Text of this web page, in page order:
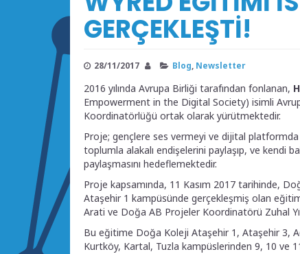
GERÇEKLEŞTİ!
28/11/2017 Blog Newsletter
2016 yılında Avrupa Birliği tarafından fonlanan,
Empowerment in the Digital Society) isimli
Koordinatörlüğü ortak olarak yürütmektedir.
Proje; gençlere ses vermeyi ve dijital
toplumla alakalı endişelerini paylaşıp, ve kendi
paylaşmasını hedeflemektedir.
Proje kapsamında, 11 Kasım 2017 tarihinde,
Ataşehir 1 kampüsünde gerçekleşmiş olan
Arati ve Doğa AB Projeler Koordinatörü Zuhal
Bu eğitime Doğa Koleji Ataşehir 1, Ataşehir 3,
Kurtköy, Kartal, Tuzla kampüslerinden 9, 10 ve